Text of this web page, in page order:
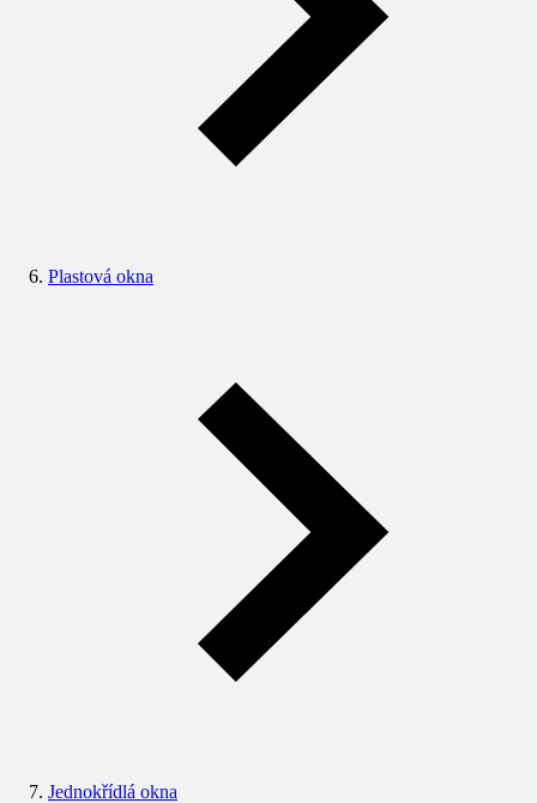
Plastová okna
Jednokřídlá okna